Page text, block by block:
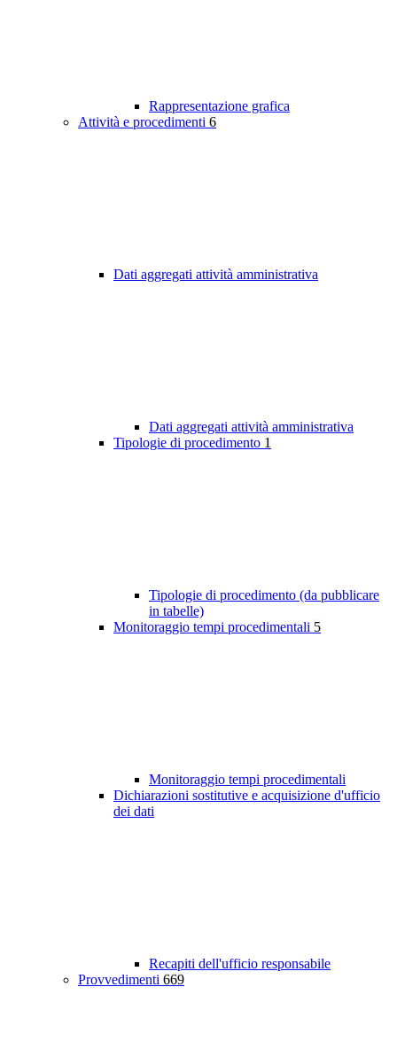
Rappresentazione grafica
Attività e procedimenti 6
Dati aggregati attività amministrativa
Dati aggregati attività amministrativa
Tipologie di procedimento 1
Tipologie di procedimento (da pubblicare
in tabelle)
Monitoraggio tempi procedimentali 5
Monitoraggio tempi procedimentali
Dichiarazioni sostitutive e acquisizione d'ufficio
dei dati
Recapiti dell'ufficio responsabile
Provvedimenti 669